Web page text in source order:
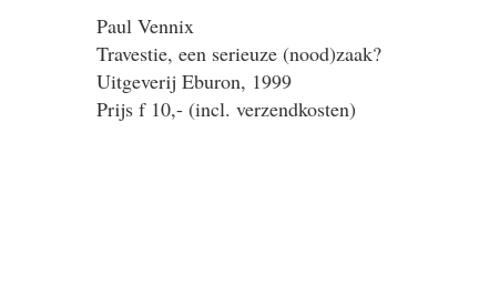
Paul Vennix
Travestie, een serieuze (nood)zaak?
Uitgeverij Eburon, 1999
Prijs f 10,- (incl. verzendkosten)